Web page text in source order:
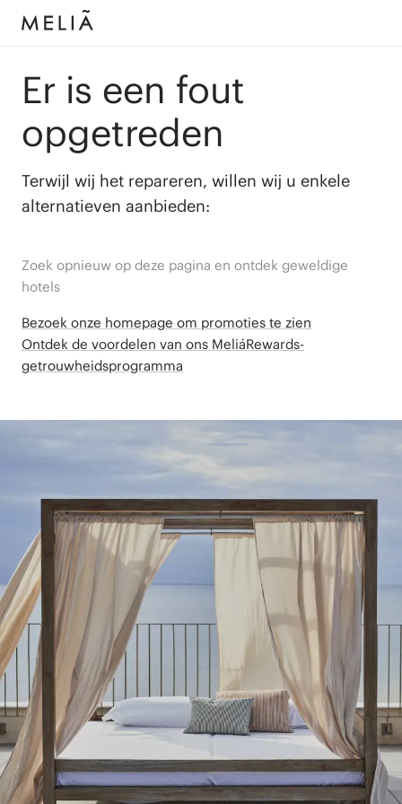
Er is een fout
opgetreden
Terwijl wij het repareren, willen wij u enkele
alternatieven aanbieden:
Zoek opnieuw op deze pagina en ontdek geweldige
hotels
Bezoek onze homepage om promoties te zien
Ontdek de voordelen van ons MeliáRewards-
getrouwheidsprogramma